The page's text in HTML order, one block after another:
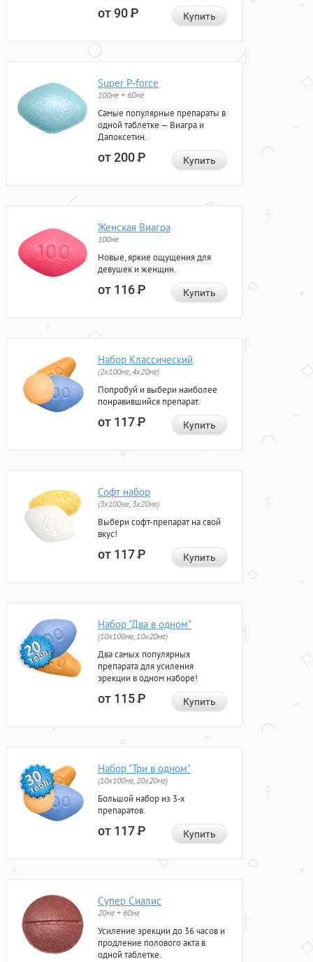
от 90Р Купить
Super P-force
100мг + 60мг
Самые популярные препараты в
одной таблетке — Виагра и
Дапоксетин.
от 200Р Купить
Женская Виагра
100мг
Новые, яркие ощущения для
девушек и женщин.
от 116Р Купить
Набор Классический
(2x100мг, 4x20мг)
Попробуй и выбери наиболее
понравившийся препарат.
от 117Р Купить
Софт набор
(3x100мг, 3x20мг)
Выбери софт-препарат на свой
вкус!
от 117Р Купить
Набор "Два в одном"
(10x100мг, 10x20мг)
Два самых популярных
препарата для усиления
эрекции в одном наборе!
от 115Р Купить
Набор "Три в одном"
(10x100мг, 20x20мг)
Большой набор из 3-х
препаратов.
от 117Р Купить
Супер Сиалис
20мг + 60мг
Усиление эрекции до 36 часов и
продление полового акта в
одной таблетке.